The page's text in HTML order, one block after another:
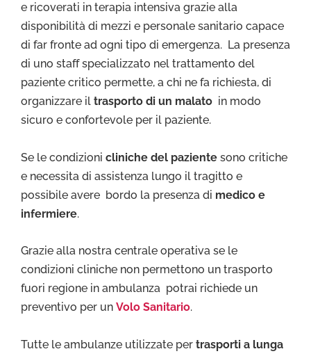
e ricoverati in terapia intensiva grazie alla
disponibilità di mezzi e personale sanitario capace
di far fronte ad ogni tipo di emergenza. La presenza
di uno staff specializzato nel trattamento del
paziente critico permette, a chi ne fa richiesta, di
organizzare il trasporto di un malato in modo
sicuro e confortevole per il paziente.
Se le condizioni cliniche del paziente sono critiche
e necessita di assistenza lungo il tragitto e
possibile avere bordo la presenza di medico e
infermiere.
Grazie alla nostra centrale operativa se le
condizioni cliniche non permettono un trasporto
fuori regione in ambulanza potrai richiede un
preventivo per un Volo Sanitario.
Tutte le ambulanze utilizzate per trasporti a lunga